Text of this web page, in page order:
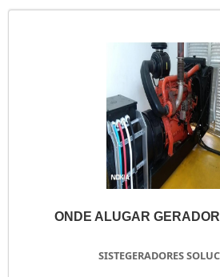
ONDE ALUGAR
SISTEGERADORES